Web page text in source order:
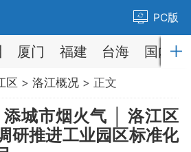
PC版
厦门 福建 台海 国内
区 > 洛江概况> 正文
城市烟火气 │ 洛江区
研推进工业园区标准化